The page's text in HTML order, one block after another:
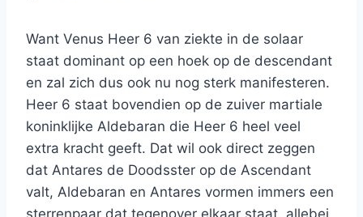
Want Venus Heer 6 van ziekte in de solaar
staat dominant op een hoek op de descendant
en zal zich dus ook nu nog sterk manifesteren.
Heer 6 staat bovendien op de zuiver martiale
koninklijke Aldebaran die Heer 6 heel veel
extra kracht geeft. Dat wil ook direct zeggen
dat Antares de Doodsster op de Ascendant
valt, Aldebaran en Antares vormen immers een
sterrenpaar dat tegenover elkaar staat, allebei